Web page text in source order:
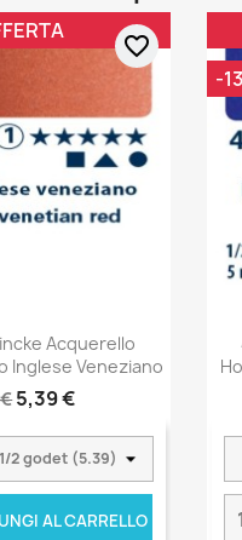
Acquerello
Inglese Veneziano
5,39 €
AL CARRELLO
favorite_border
-